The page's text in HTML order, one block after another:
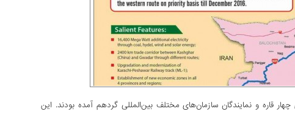
در پکن بود که 28 نفر از سران دولت‌های چهار قاره و نمایندگان سازمان‌های مختلف بین‌المللی گردهم آمده بودند. این